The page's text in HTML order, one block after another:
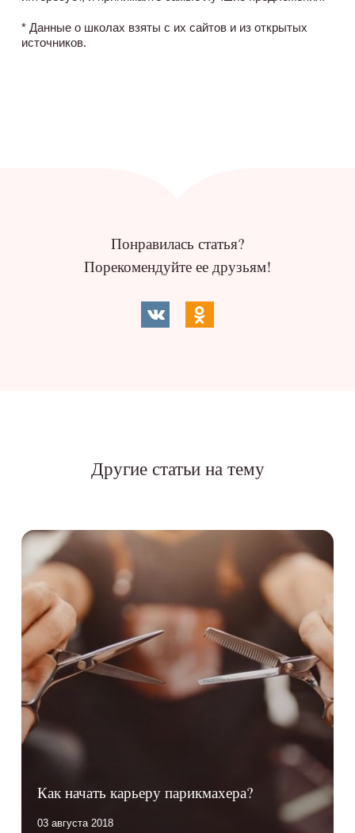
* Данные о школах взяты с их сайтов и из открытых
источников.
Понравилась статья?
Порекомендуйте ее друзьям!
Другие статьи на тему
Как начать карьеру парикмахера?
03 августа 2018